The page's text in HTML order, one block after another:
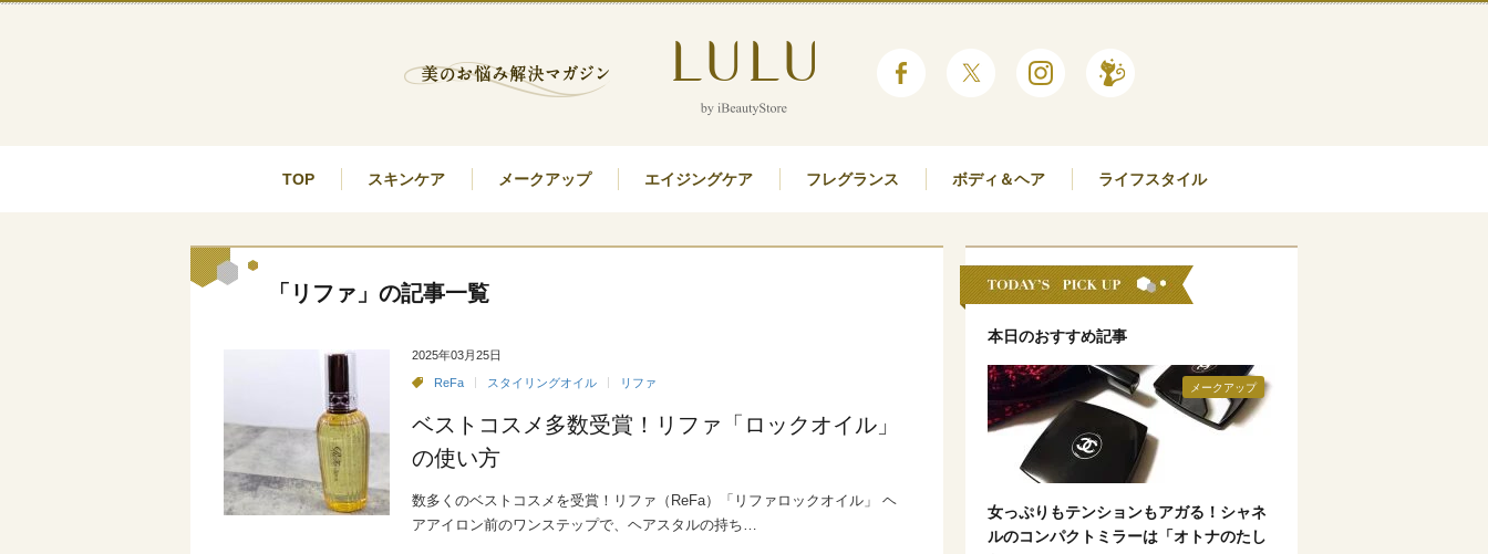
TOP スキンケア メークアップ エイジングケア フレグランス ボディ＆ヘア ライフスタイル
「リファ」の記事一覧
2025年03月25日
ReFa スタイリングオイル リファ
ベストコスメ多数受賞！リファ「ロックオイル」
の使い方
数多くのベストコスメを受賞！リファ（ReFa）「リファロックオイル」 ヘ
アアイロン前のワンステップで、ヘアスタルの持ち…
本日のおすすめ記事
メークアップ
女っぷりもテンションもアガる！シャネ
ルのコンパクトミラーは「オトナのたし